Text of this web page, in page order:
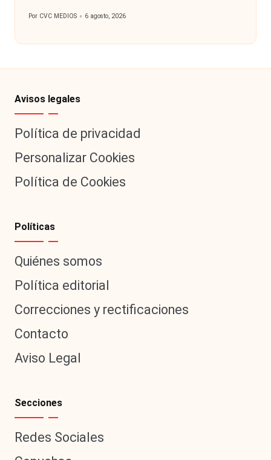
Publicado
Por CVC MEDIOS 6 agosto, 2026
Avisos legales
Política de privacidad
Personalizar Cookies
Política de Cookies
Políticas
Quiénes somos
Política editorial
Correcciones y rectificaciones
Contacto
Aviso Legal
Secciones
Redes Sociales